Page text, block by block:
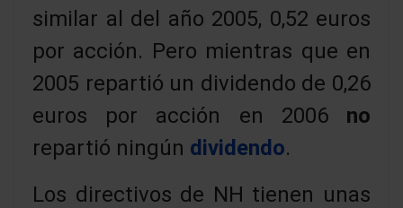
similar al del año 2005, 0,52 euros
por acción. Pero mientras que en
2005 repartió un dividendo de 0,26
euros por acción en 2006 no
repartió ningún dividendo.
Los directivos de NH tienen unas